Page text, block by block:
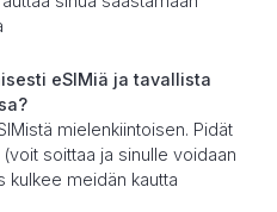
eSIMiä ja tavallista
mielenkiintoisen. Pidät
soittaa ja sinulle voidaan
kulkee meidän kautta